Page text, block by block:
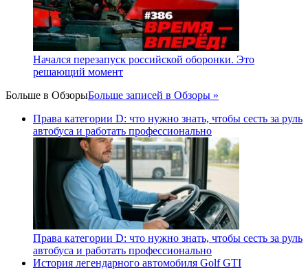
Начался перезапуск российской оборонки. Это
решающий момент
Больше в ОбзорыБольше записей в Обзоры »
Права категории D: что нужно знать, чтобы сесть за руль
автобуса и работать профессионально
Права категории D: что нужно знать, чтобы сесть за руль
автобуса и работать профессионально
История легендарного автомобиля Golf GTI